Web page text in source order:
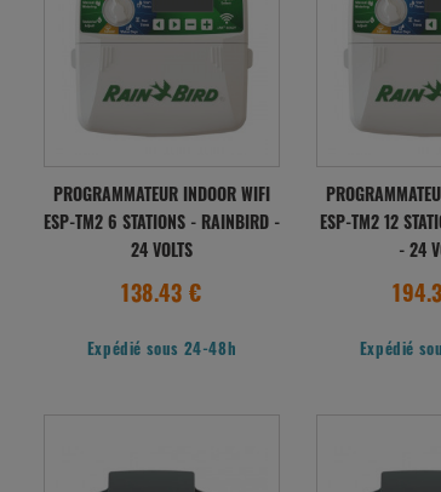
PROGRAMMATEUR INDOOR WIFI
ESP-TM2 6 STATIONS - RAINBIRD -
24 VOLTS
138.43 €
Expédié sous 24-48h
ESP-TM2 12
- 24
Expédié